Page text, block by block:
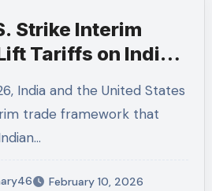
Strike Interim
Tariffs on Indian
trade framework that
February 10, 2026